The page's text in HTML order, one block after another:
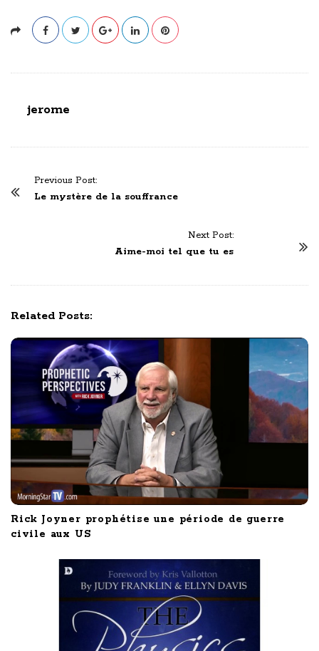
jerome
Previous Post:
Le mystère de la souffrance
Next Post:
Aime-moi tel que tu es
Related Posts:
Rick Joyner prophétise une période de guerre
civile aux US